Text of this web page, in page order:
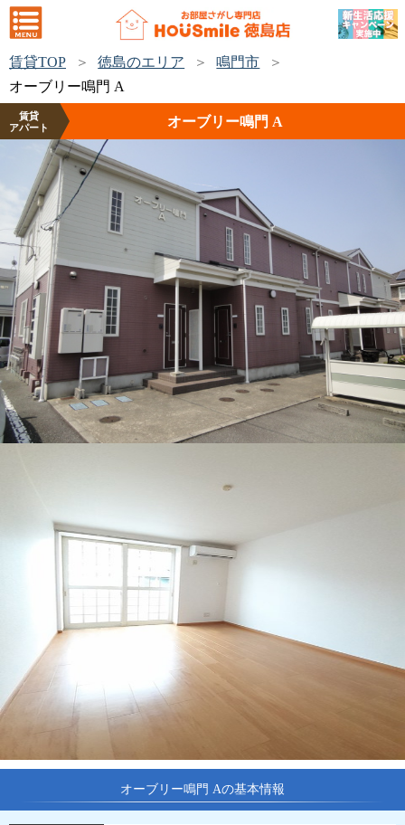
賃貸TOP 徳島のエリア
鳴門市
オーブリー鳴門 A
賃貸
アパート
オーブリー鳴門 A
オーブリー鳴門 Aの基本情報